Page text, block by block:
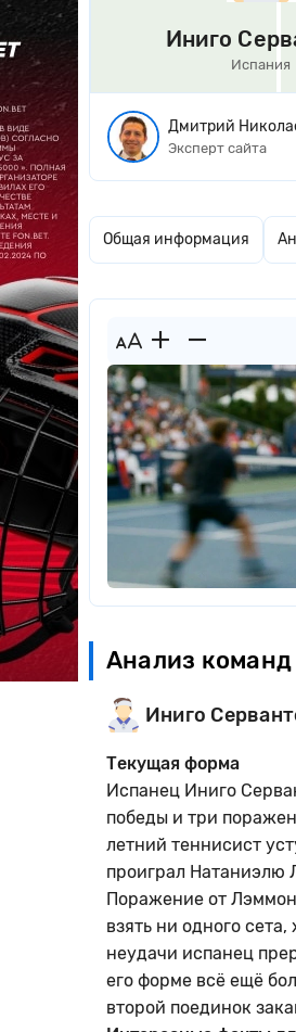
Иниго
Испания
Дмитрий
Эксперт сайта
Общая информация
Анализ команд
Иниго
Текущая форма
Испанец Иниго
победы и три
летний теннисист
проиграл Натаниэлю
Поражение от
взять ни одного
неудачи испанец
его форме всё ещё
второй поединок